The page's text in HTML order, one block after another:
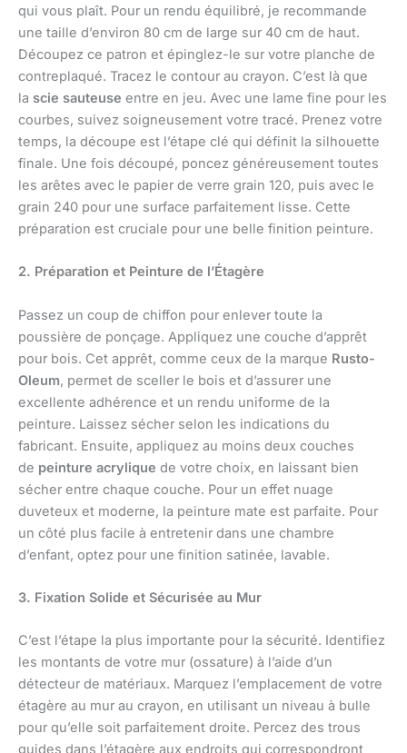
qui vous plaît. Pour un rendu équilibré, je recommande
une taille d’environ 80 cm de large sur 40 cm de haut.
Découpez ce patron et épinglez-le sur votre planche de
contreplaqué. Tracez le contour au crayon. C’est là que
la scie sauteuse entre en jeu. Avec une lame fine pour les
courbes, suivez soigneusement votre tracé. Prenez votre
temps, la découpe est l’étape clé qui définit la silhouette
finale. Une fois découpé, poncez généreusement toutes
les arêtes avec le papier de verre grain 120, puis avec le
grain 240 pour une surface parfaitement lisse. Cette
préparation est cruciale pour une belle finition peinture.
2. Préparation et Peinture de l’Étagère
Passez un coup de chiffon pour enlever toute la
poussière de ponçage. Appliquez une couche d’apprêt
pour bois. Cet apprêt, comme ceux de la marque Rusto-
Oleum, permet de sceller le bois et d’assurer une
excellente adhérence et un rendu uniforme de la
peinture. Laissez sécher selon les indications du
fabricant. Ensuite, appliquez au moins deux couches
de peinture acrylique de votre choix, en laissant bien
sécher entre chaque couche. Pour un effet nuage
duveteux et moderne, la peinture mate est parfaite. Pour
un côté plus facile à entretenir dans une chambre
d’enfant, optez pour une finition satinée, lavable.
3. Fixation Solide et Sécurisée au Mur
C’est l’étape la plus importante pour la sécurité. Identifiez
les montants de votre mur (ossature) à l’aide d’un
détecteur de matériaux. Marquez l’emplacement de votre
étagère au mur au crayon, en utilisant un niveau à bulle
pour qu’elle soit parfaitement droite. Percez des trous
guides dans l’étagère aux endroits qui correspondront